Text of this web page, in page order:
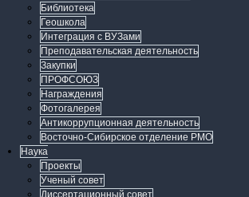
Библиотека
Геошкола
Интеграция с ВУЗами
Преподавательская деятельность
Закупки
ПРОФСОЮЗ
Награждения
Фотогалерея
Антикоррупционная деятельность
Восточно-Сибирское отделение РМО
Наука
Проекты
Ученый совет
Диссертационный совет